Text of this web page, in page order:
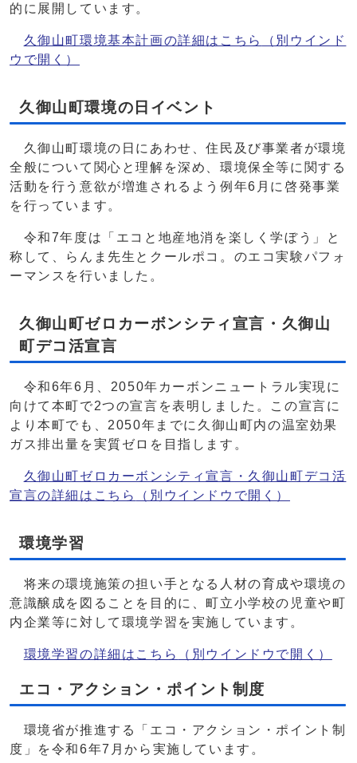
的に展開しています。
久御山町環境基本計画の詳細はこちら
（別ウインド
ウで開く）
久御山町環境の日イベント
久御山町環境の日にあわせ、住民及び事業者が環境
全般について関心と理解を深め、環境保全等に関する
活動を行う意欲が増進されるよう例年6月に啓発事業
を行っています。
令和7年度は「エコと地産地消を楽しく学ぼう」と
称して、らんま先生とクールポコ。のエコ実験パフォ
ーマンスを行いました。
久御山町ゼロカーボンシティ宣言・久御山
町デコ活宣言
令和6年6月、2050年カーボンニュートラル実現に
向けて本町で2つの宣言を表明しました。この宣言に
より本町でも、2050年までに久御山町内の温室効果
ガス排出量を実質ゼロを目指します。
久御山町ゼロカーボンシティ宣言・久御山町デコ活
宣言の詳細はこちら
（別ウインドウで開く）
環境学習
将来の環境施策の担い手となる人材の育成や環境の
意識醸成を図ることを目的に、町立小学校の児童や町
内企業等に対して環境学習を実施しています。
環境学習の詳細はこちら （別ウインドウで開く）
エコ・アクション・ポイント制度
環境省が推進する「エコ・アクション・ポイント制
度」を令和6年7月から実施しています。